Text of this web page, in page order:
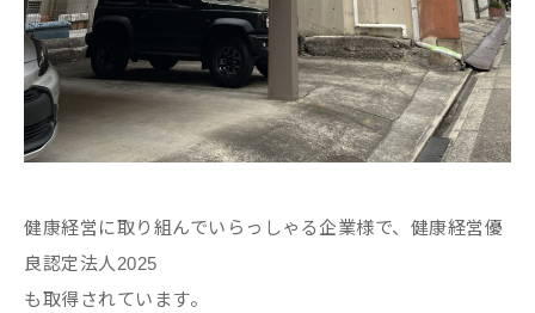
健康経営に取り組んでいらっしゃる企業様で、健康経営優
良認定法人2025
も取得されています。